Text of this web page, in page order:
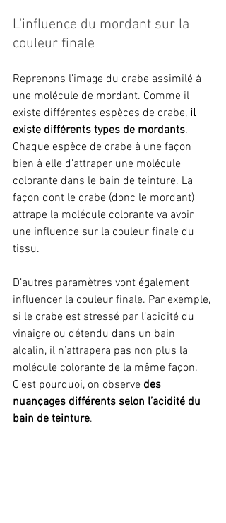
L’influence du mordant sur la
couleur finale
Reprenons l’image du crabe assimilé à
une molécule de mordant. Comme il
existe différentes espèces de crabe, il
existe différents types de mordants.
Chaque espèce de crabe à une façon
bien à elle d’attraper une molécule
colorante dans le bain de teinture. La
façon dont le crabe (donc le mordant)
attrape la molécule colorante va avoir
une influence sur la couleur finale du
tissu.
D’autres paramètres vont également
influencer la couleur finale. Par exemple,
si le crabe est stressé par l’acidité du
vinaigre ou détendu dans un bain
alcalin, il n’attrapera pas non plus la
molécule colorante de la même façon.
C’est pourquoi, on observe des
nuançages différents selon l’acidité du
bain de teinture.